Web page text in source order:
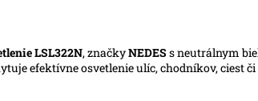
LSL322N, značkyNEDES s neutrálnym
efektívne osvetlenie ulíc, chodníkov, ciest či